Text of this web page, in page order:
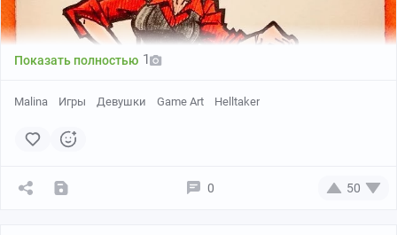
Показать полностью 1
Malina Игры Девушки Game Art Helltaker
0 50